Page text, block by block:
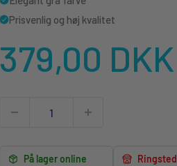
Prisvenlig og høj kvalitet
Udsalgspris
379,00 DKK
På lager online Ringsted